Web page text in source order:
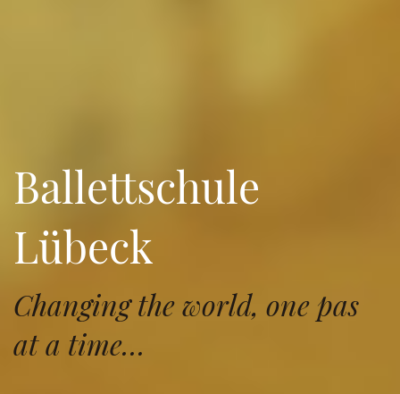
Ballettschule
Lübeck
Changing the world, one pas
at a time…